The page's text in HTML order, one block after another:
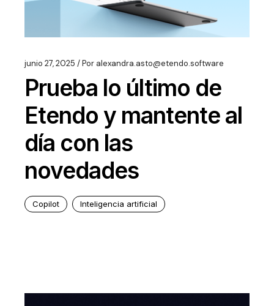
junio 27, 2025 Por alexandra.asto@etendo.software
Prueba lo último de
Etendo y mantente al
día con las
novedades
Copilot Inteligencia artificial